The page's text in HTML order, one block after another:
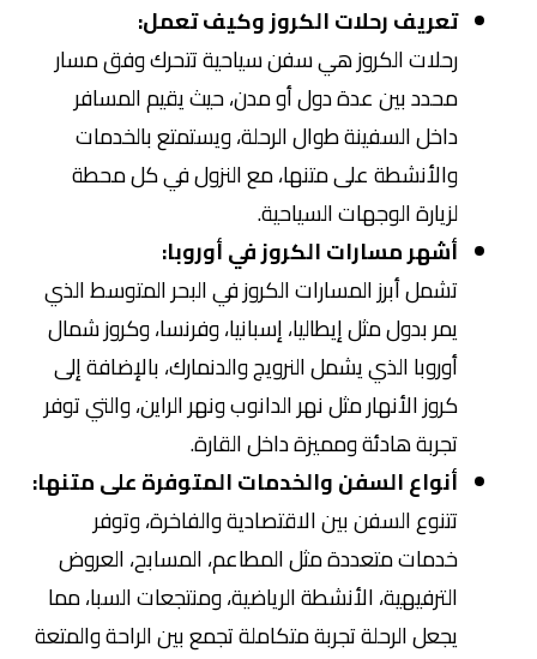
تعريف رحلات الكروز وكيف تعمل:
رحلات الكروز هي سفن سياحية تتحرك وفق مسار
محدد بين عدة دول أو مدن، حيث يقيم المسافر
داخل السفينة طوال الرحلة، ويستمتع بالخدمات
والأنشطة على متنها، مع النزول في كل محطة
لزيارة الوجهات السياحية.
أشهر مسارات الكروز في أوروبا:
تشمل أبرز المسارات الكروز في البحر المتوسط الذي
يمر بدول مثل إيطاليا، إسبانيا، وفرنسا، وكروز شمال
أوروبا الذي يشمل النرويج والدنمارك، بالإضافة إلى
كروز الأنهار مثل نهر الدانوب ونهر الراين، والتي توفر
تجربة هادئة ومميزة داخل القارة.
أنواع السفن والخدمات المتوفرة على متنها:
تتنوع السفن بين الاقتصادية والفاخرة، وتوفر
خدمات متعددة مثل المطاعم، المسابح، العروض
الترفيهية، الأنشطة الرياضية، ومنتجعات السبا، مما
يجعل الرحلة تجربة متكاملة تجمع بين الراحة والمتعة